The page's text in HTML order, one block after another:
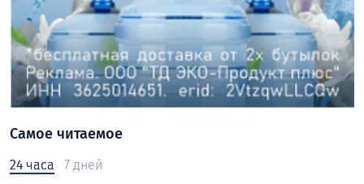
Самое читаемое
24 часа 7 дней